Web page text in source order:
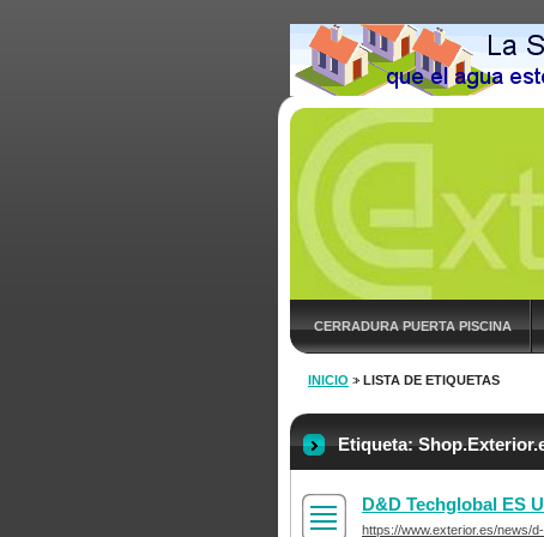
CERRADURA PUERTA PISCINA
INICIO > LISTA DE ETIQUETAS
Etiqueta:
D&D Techglobal ES
https://www.exterior.es/news/